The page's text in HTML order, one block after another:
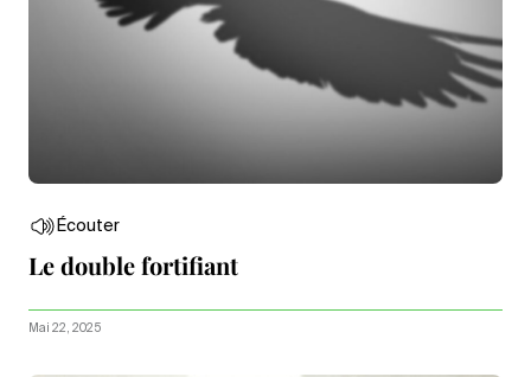
Écouter
Le double fortifiant
Mai 22, 2025